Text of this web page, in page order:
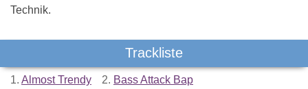
Technik.
Trackliste
1. Almost Trendy 2. Bass Attack Bap